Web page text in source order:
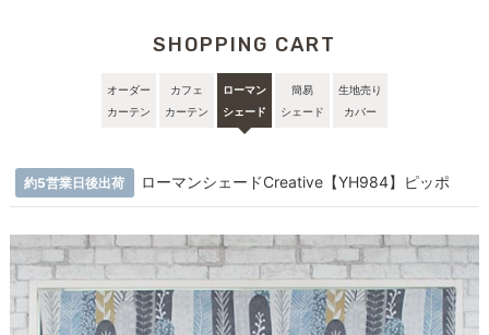
SHOPPING CART
オーダー
カーテン
カフェ
カーテン
ローマン
シェード
簡易
シェード
生地売り
カバー
約5営業日後出荷 ローマンシェードCreative【YH984】ピッポ